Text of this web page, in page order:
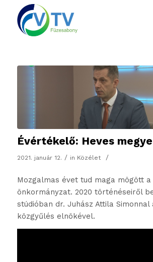
Évértékelő: Heves
2021. január 12. / in Közélet /
Mozgalmas évet tud maga mögött a
önkormányzat. 2020 történéseiről
stúdióban dr. Juhász Attila Simonnal
közgyűlés elnökével.